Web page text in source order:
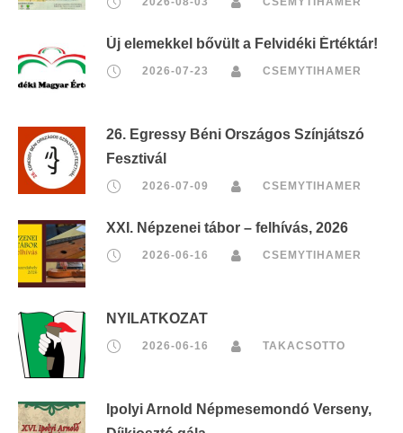
Új elemekkel bővült a Felvidéki Értéktár!
2026-07-23 CSEMYTIHAMER
26. Egressy Béni Országos Színjátszó
Fesztivál
2026-07-09 CSEMYTIHAMER
XXI. Népzenei tábor – felhívás, 2026
2026-06-16 CSEMYTIHAMER
NYILATKOZAT
2026-06-16 TAKACSOTTO
Ipolyi Arnold Népmesemondó Verseny,